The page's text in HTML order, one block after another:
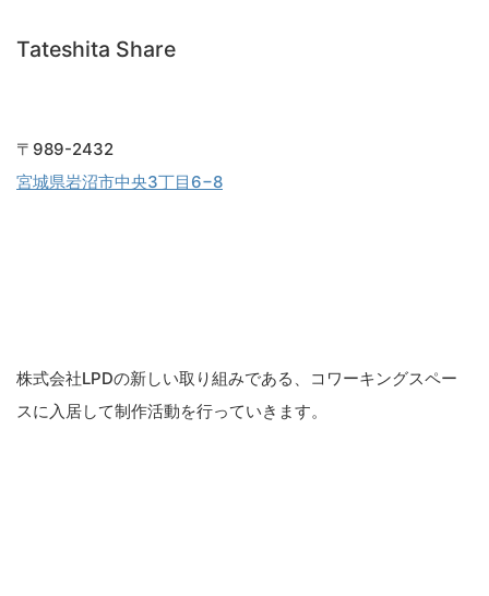
Tateshita Share
〒989-2432
宮城県岩沼市中央3丁目6−8
株式会社LPDの新しい取り組みである、コワーキングスペー
スに入居して制作活動を行っていきます。